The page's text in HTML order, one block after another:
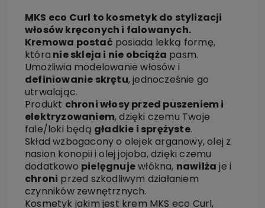
MKS eco Curl to kosmetyk do stylizacji
włosów kręconych i falowanych.
Kremowa postać posiada lekką formę,
która nie skleja i nie obciąża pasm.
Umożliwia modelowanie włosów i
definiowanie skrętu, jednocześnie go
utrwalając.
Produkt chroni włosy przed puszeniem i
elektryzowaniem, dzięki czemu Twoje
fale/loki będą gładkie i sprężyste.
Skład wzbogacony o olejek arganowy, olej z
nasion konopii i olej jojoba, dzięki czemu
dodatkowo pielęgnujewłókna, nawilża je i
chroni przed szkodliwym działaniem
czynników zewnętrznych.
Kosmetyk jakim jest krem MKS eco Curl,